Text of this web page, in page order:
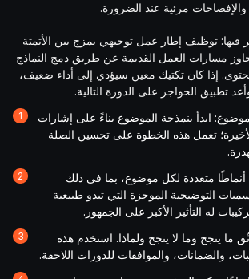
والإفصاحات مرئية عند الضرورة.
فيها: توظيف إطار عمل توجيهي يمزج بين الأتمتة
مسارات العمل القديمة عن طريق دمج النماذج
إذا كان تكتيك معين سيؤدي إلى أداء ضعيف،
تطبيق الحواجز على الدورة التالية.
ابدأ بنمذجة الموضوع بناءً على إشارات
تعمل هذه الخطوة على تحسين الصلة
أنماطًا متعددة لكل موضوع، بما في ذلك
التوضيحية الموجزة التي تبدو طبيعية
له التأثير الأكبر على الجمهور.
ما ينجح وما لا ينجح ولماذا. استخدم هذه
والضمانات، والموافقات للدورات اللاحقة.